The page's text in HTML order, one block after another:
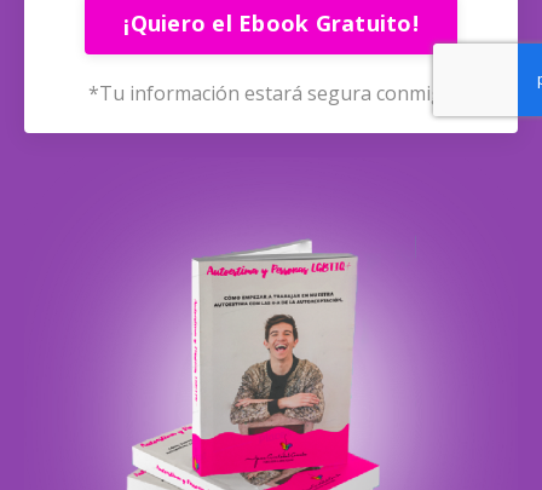
¡Quiero el Ebook Gratuito!
*Tu información estará segura conmigo